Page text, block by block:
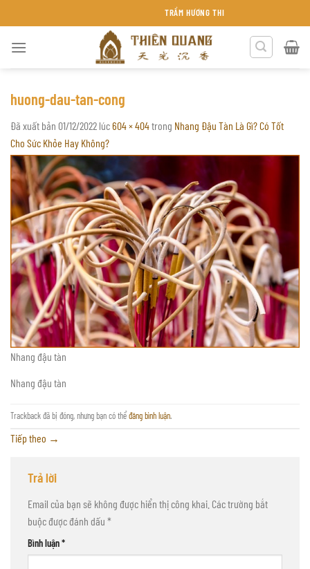
đến
TRẦM HƯƠNG THIÊN QUANG KHÁNH HÒA
huong-dau-tan-cong
Đã xuất bản 01/12/2022 lúc604 × 404trong Nhang Đậu Tàn Là Gì? Có Tốt
Cho Sức Khỏe Hay Không?
Nhang đậu tàn
Nhang đậu tàn
Trackback đã bị đóng, nhưng bạn có thểđăng bình luận.
Tiếp theo →
Trả lời
Email của bạn sẽ không được hiển thị công khai. Các trường bắt
buộc được đánh dấu *
Bình luận*